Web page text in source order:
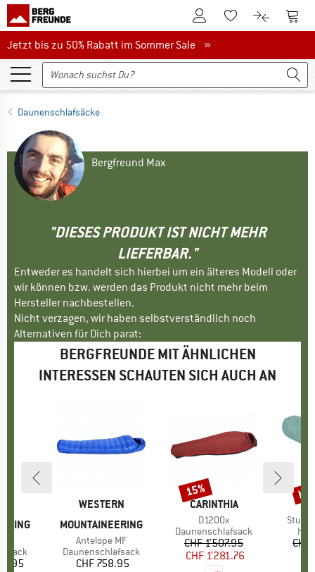
Zum KundenkontoZum Merkzettel.
Zum Zum
Jetzt bis zu 50% Rabatt im Sommer Sale
Jetzt bis zu 50% Rabatt im Sommer Sale »
Daunenschlafsäcke
Bergfreund Max
"DIESES PRODUKT IST NICHT MEHR
LIEFERBAR."
Entweder es handelt sich hierbei um ein älteres Modell oder
wir können bzw. werden das Produkt nicht mehr beim
Hersteller nachbestellen.
Nicht verzagen, wir haben selbstverständlich noch
Alternativen für Dich parat:
BERGFREUNDE MIT ÄHNLICHEN
INTERESSEN SCHAUTEN SICH AUCH AN
MARKE
WESTERN
MOUNTAINEERING
Artikel
Antelope MF
Produktgruppe
Daunenschlafsack
Preis
CHF 758.95
MARKE
CARINTHIA
Artikel
D1200x
Produktgruppe
Daunenschlafsack
Preis
CHF 1’507.95reduzierter Preis
CHF 1’281.76
Rabatt
15%
Artikel